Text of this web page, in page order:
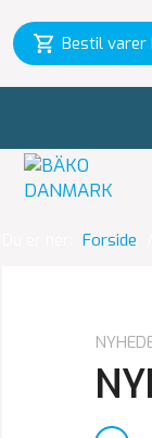
Bestil varer
Forside